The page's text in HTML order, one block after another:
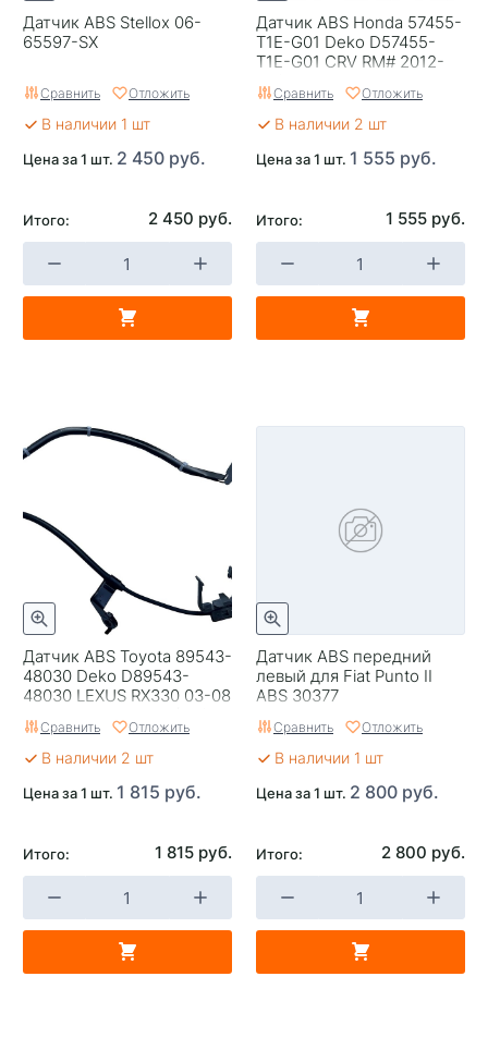
Датчик ABS Stellox 06-
65597-SX
Сравнить Отложить
В наличии 1 шт
Цена за 1 шт. 2 450 руб.
Итого: 2 450 руб.
Датчик ABS Honda 57455-
T1E-G01 Deko D57455-
T1E-G01 CRV RM# 2012-
FR/LH
Сравнить Отложить
В наличии 2 шт
Цена за 1 шт. 1 555 руб.
Итого: 1 555 руб.
Датчик ABS Toyota 89543-
48030 Deko D89543-
48030 LEXUS RX330 03-08
KLUGER #20 03-07 (FR/LH
)
Сравнить Отложить
В наличии 2 шт
Цена за 1 шт. 1 815 руб.
Итого: 1 815 руб.
Датчик ABS передний
левый для Fiat Punto II
ABS 30377
Сравнить Отложить
В наличии 1 шт
Цена за 1 шт. 2 800 руб.
Итого: 2 800 руб.